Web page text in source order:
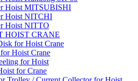
Hoist MITSUBISHI
Hoist NITCHI
Hoist NITTO
HOIST CRANE
for Hoist Crane
Hoist Crane
for Hoist
for Crane